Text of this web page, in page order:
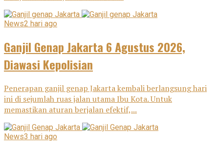
News2 hari ago
Ganjil Genap Jakarta 6 Agustus 2026,
Diawasi Kepolisian
Penerapan ganjil genap Jakarta kembali berlangsung hari
ini di sejumlah ruas jalan utama Ibu Kota. Untuk
memastikan aturan berjalan efektif,...
News3 hari ago